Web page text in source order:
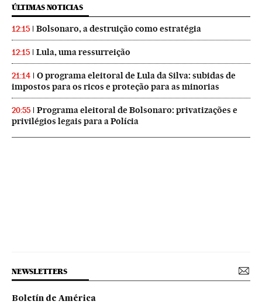
ÚLTIMAS NOTICIAS
12:15 Bolsonaro, a destruição como estratégia
12:15 Lula, uma ressurreição
21:14
O programa eleitoral de Lula da Silva: subidas de
impostos para os ricos e proteção para as minorias
20:55
Programa eleitoral de Bolsonaro: privatizações e
privilégios legais para a Polícia
NEWSLETTERS
Boletín de América